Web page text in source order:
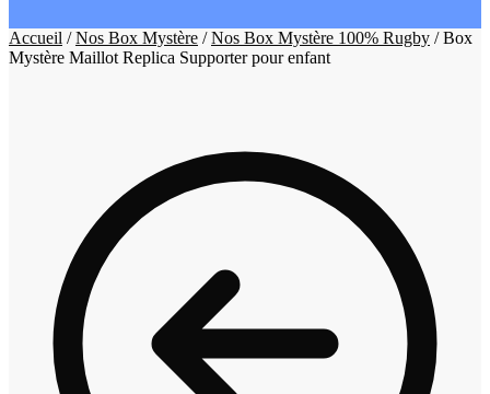
Accueil /Nos Box Mystère /Nos Box Mystère 100% Rugby /Box
Mystère Maillot Replica Supporter pour enfant